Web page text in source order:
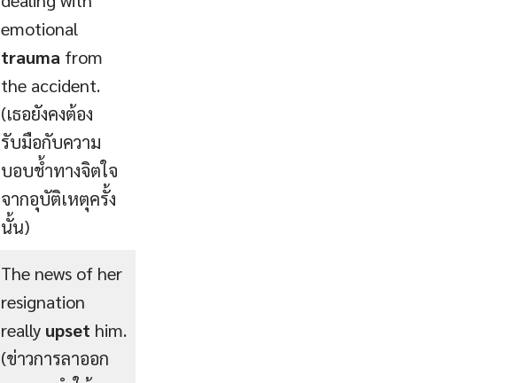
emotional
trauma from
the accident.
(เธอยังคงต้อง
รับมือกับความ
บอบช้ำทางจิตใจ
จากอุบัติเหตุครั้ง
นั้น)
The news of her
resignation
really upset him.
(ข่าวการลาออก